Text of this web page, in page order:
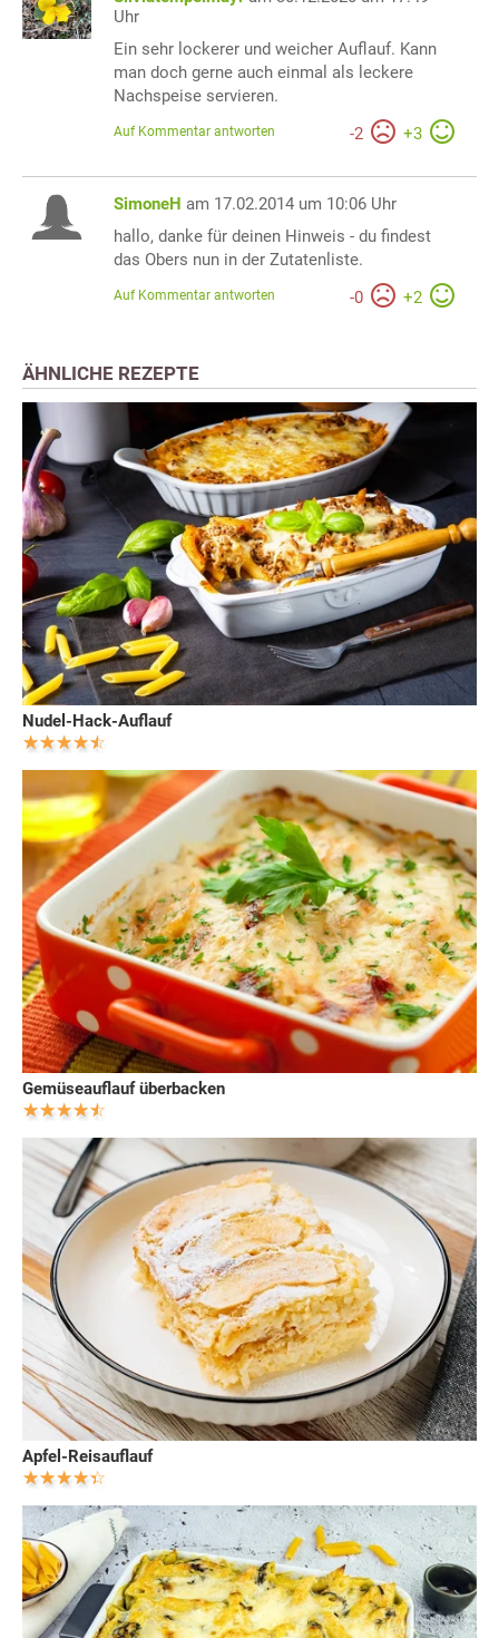
Uhr
Ein sehr lockerer und weicher Auflauf. Kann
man doch gerne auch einmal als leckere
Nachspeise servieren.
-2 +3
Auf Kommentar antworten
SimoneH am 17.02.2014 um 10:06 Uhr
hallo, danke für deinen Hinweis - du findest
das Obers nun in der Zutatenliste.
-0 +2
Auf Kommentar antworten
ÄHNLICHE REZEPTE
Nudel-Hack-Auflauf
Gemüseauflauf überbacken
Apfel-Reisauflauf